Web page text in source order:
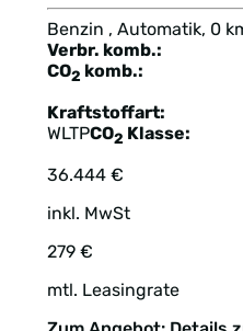
Benzin , Automatik, 0
Verbr. komb.:
CO2 komb.:
Kraftstoffart:
WLTPCO2 Klasse:
36.444 €
inkl. MwSt
279 €
mtl. Leasingrate